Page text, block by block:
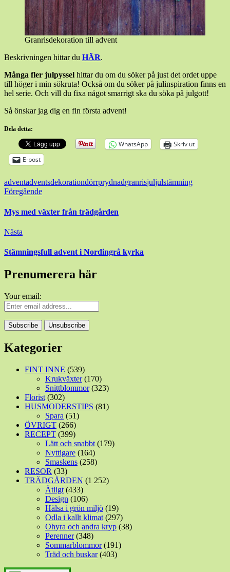
Granrisdekoration till advent
Beskrivningen hittar du HÄR.
Många fler julpyssel hittar du om du söker på just det ordet uppe
till höger i min sökruta! Också om du söker på julinspiration finns en
hel serie. Och vill du fixa något smarrigt ska du söka på julgott!
Så önskar jag dig en fin första advent!
Dela detta:
WhatsApp
Skriv ut
E-post
adventadventsdekorationdörrprydnadgranrisjuljulstämning
Inläggsnavigering
Föregående
Mys med växter från trädgården
Nästa
Stämningsfull advent i Nordingrå kyrka
Prenumerera här
Your email:
Kategorier
FINT INNE (539)
Krukväxter(170)
Snittblommor(323)
Florist (302)
HUSMODERSTIPS (81)
Spara (51)
ÖVRIGT (266)
RECEPT (399)
Lätt och snabbt (179)
Nyttigare (164)
Smaskens (258)
RESOR (33)
TRÄDGÅRDEN (1 252)
Ätligt (433)
Design (106)
Hälsa i grön miljö (19)
Odla i kallt klimat (297)
Ohyra och andra kryp (38)
Perenner(348)
Sommarblommor(191)
Träd och buskar(403)